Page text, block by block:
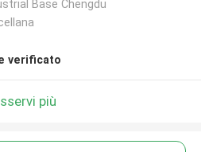
Base Chengdu
verificato
più